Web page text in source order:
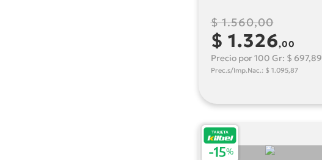
$ 1.560,00
$ 1.326,00
Precio por 100 Gr: $ 697,89
Prec.s/Imp.Nac.: $ 1.095,87